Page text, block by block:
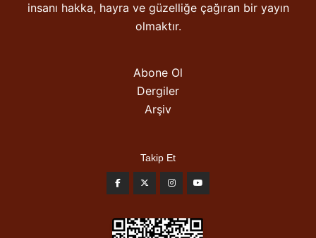
insanı hakka, hayra ve güzelliğe çağıran bir yayın
olmaktır.
Abone Ol
Dergiler
Arşiv
Takip Et